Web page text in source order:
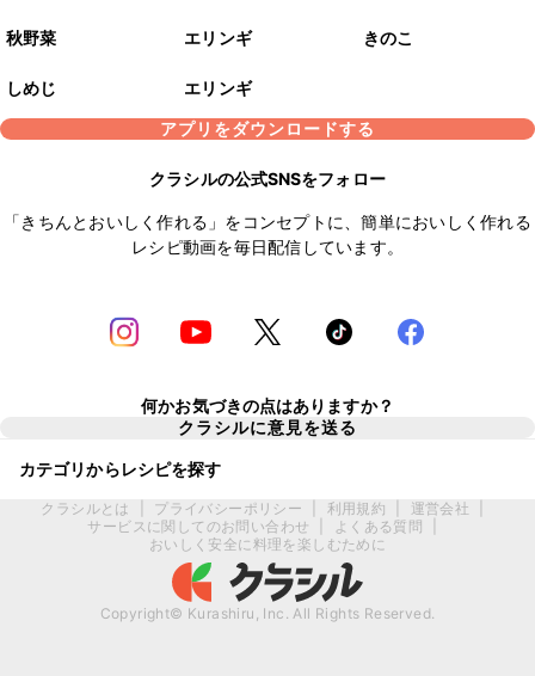
秋野菜 エリンギ きのこ
しめじ
エリンギ
アプリをダウンロードする
クラシルの公式SNSをフォロー
「きちんとおいしく作れる」をコンセプトに、簡単においしく作れる
レシピ動画を毎日配信しています。
何かお気づきの点はありますか？
クラシルに意見を送る
カテゴリからレシピを探す
クラシルとは プライバシーポリシー 利用規約 運営会社
サービスに関してのお問い合わせ
よくある質問
おいしく安全に料理を楽しむために
Copyright© Kurashiru, Inc. All Rights Reserved.